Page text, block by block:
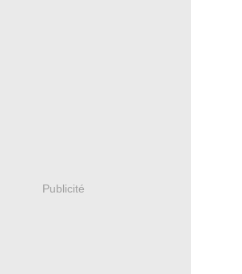
Publicité